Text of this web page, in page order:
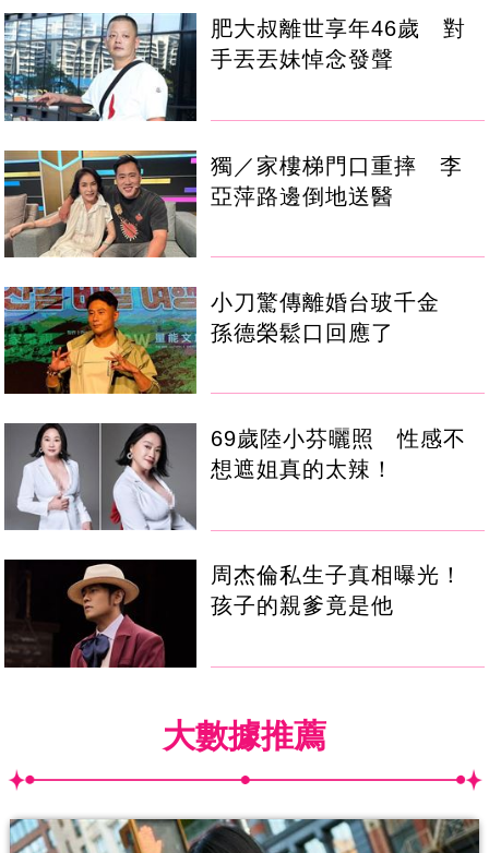
肥大叔離世享年46歲 對
手丟丟妹悼念發聲
獨／家樓梯門口重摔 李
亞萍路邊倒地送醫
小刀驚傳離婚台玻千金
孫德榮鬆口回應了
69歲陸小芬曬照 性感不
想遮姐真的太辣！
周杰倫私生子真相曝光！
孩子的親爹竟是他
大數據推薦